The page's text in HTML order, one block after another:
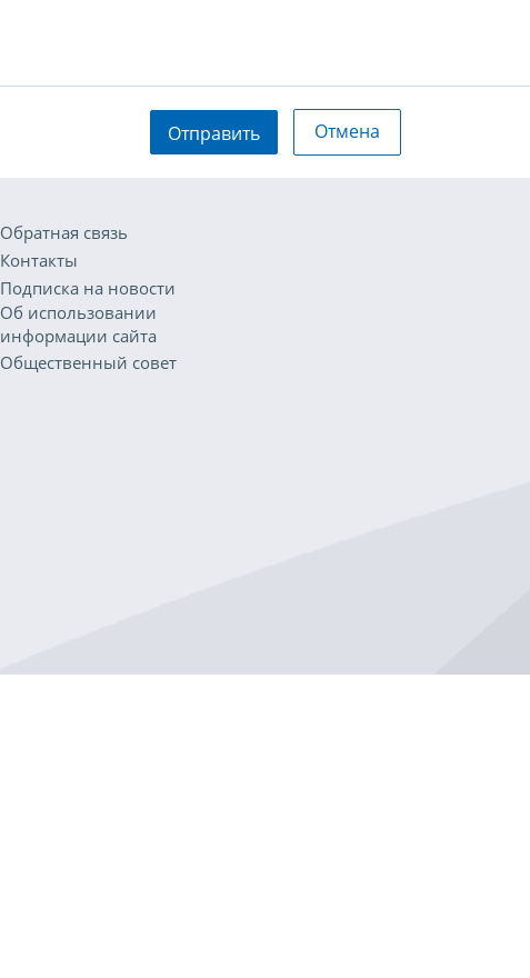
Отправить Отмена
Обратная связь
Контакты
Подписка на новости
Об использовании
информации сайта
Общественный совет